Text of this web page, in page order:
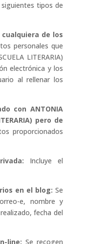
tipos de
de los
personales que
LITERARIA)
electrónica y los
al rellenar los
con ANTONIA
pero de
proporcionados
Incluye el
en el blog: Se
e, nombre y
fecha del
line: Se recogen